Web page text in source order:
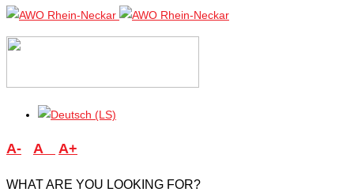
A- A A+
WHAT ARE YOU LOOKING FOR?